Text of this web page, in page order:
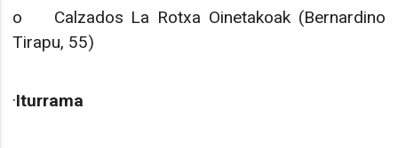
o Calzados La Rotxa Oinetakoak (Bernardino
Tirapu, 55)
·Iturrama